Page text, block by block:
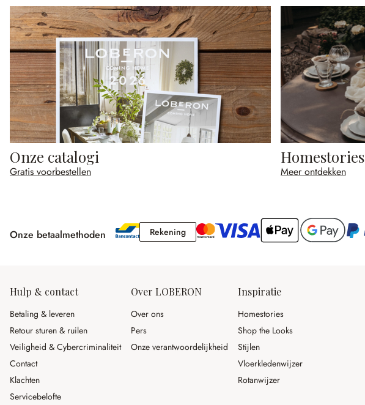
Onze catalogi
Gratis voorbestellen
Homestories
Meer ontdekken
Onze betaalmethoden RekeningRekening
Hulp & contact
Betaling & leveren
Retour sturen & ruilen
Veiligheid & Cybercriminaliteit
Contact
Klachten
Servicebelofte
Over LOBERON
Over ons
Pers
Onze verantwoordelijkheid
Inspiratie
Homestories
Shop the Looks
Stijlen
Vloerkledenwijzer
Rotanwijzer